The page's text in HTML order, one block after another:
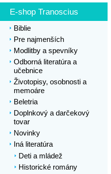
E-shop Tranoscius
Biblie
Pre najmenších
Modlitby a spevníky
Odborná literatúra a
učebnice
Životopisy, osobnosti a
memoáre
Beletria
Doplnkový a darčekový
tovar
Novinky
Iná literatúra
Deti a mládež
Historické romány